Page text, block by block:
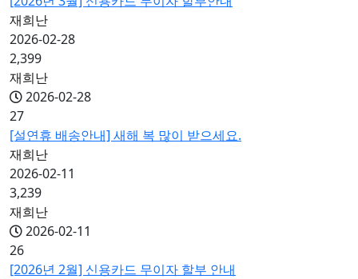
재희난
2026-02-28
2,399
재희난
2026-02-28
27
[설연휴 배송안내] 새해 복 많이 받으세요.
재희난
2026-02-11
3,239
재희난
2026-02-11
26
[2026년 2월] 신용카드 무이자 할부 안내